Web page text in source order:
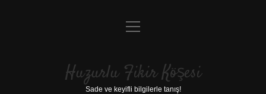
Anasayfa
Yasal Uyarı
menüyü
Huzurlu Fikir Köşesi
Sade ve keyifli bilgilerle tanış!